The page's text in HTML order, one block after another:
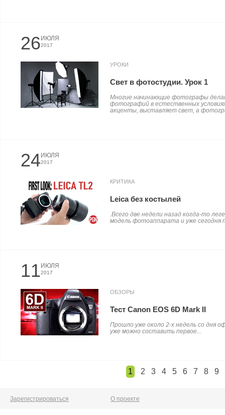
26 ИЮЛЯ
2017
УРОКИ
Свет в фотостудии. Урок 1
Многие начинающие фотографы
фотографий в естественных
акценты, выставляет свет, а
24 ИЮЛЯ
2017
КРИТИКА
Leica без костылей
.Всего две недели назад когда-то
модель фотоаппарата и уже сегодня
11 ИЮЛЯ
2017
ОБЗОРЫ
Тест Canon EOS 6D Mark II
Прошло уже около 2-х недель со дня
уже можно составить первое...
1 2 3 4 5 6 7 8 9
Зарегистрироваться О проекте